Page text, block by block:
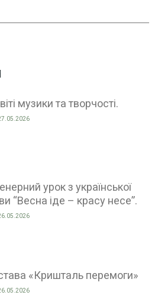
музики та творчості.
урок з української
“Весна іде – красу несе”.
«Кришталь перемоги»